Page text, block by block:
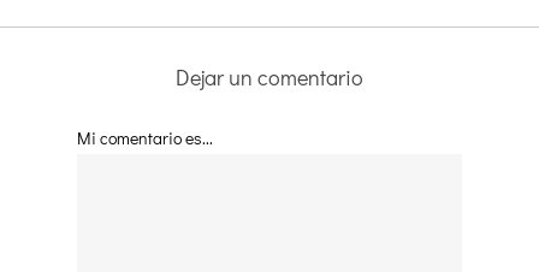
Dejar un comentario
Mi comentario es...